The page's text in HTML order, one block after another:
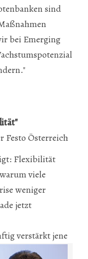
sind
bei Emerging
Festo Österreich
Flexibilität
viele
weniger
jetzt
verstärkt jene